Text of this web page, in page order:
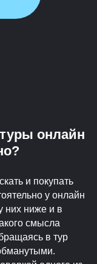
онлайн
и покупать
у онлайн
них ниже и в
смысла
в тур